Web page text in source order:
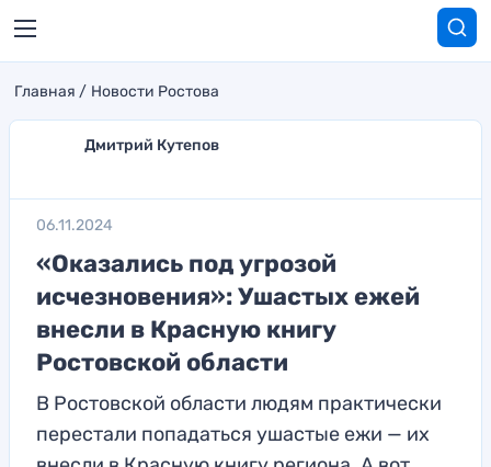
Главная Новости Ростова
Дмитрий Кутепов
06.11.2024
«Оказались под угрозой
исчезновения»: Ушастых ежей
внесли в Красную книгу
Ростовской области
В Ростовской области людям практически
перестали попадаться ушастые ежи — их